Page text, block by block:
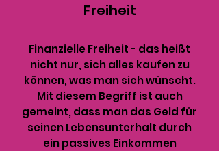
Freiheit
Finanzielle Freiheit - das heißt
nicht nur, sich alles kaufen zu
können, was man sich wünscht.
Mit diesem Begriff ist auch
gemeint, dass man das Geld für
seinen Lebensunterhalt durch
ein passives Einkommen